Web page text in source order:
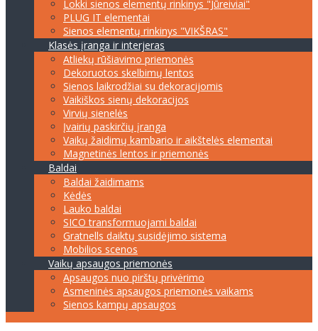
Lokki sienos elementų rinkinys "Jūreiviai"
PLUG IT elementai
Sienos elementų rinkinys "VIKŠRAS"
Klasės įranga ir interjeras
Atliekų rūšiavimo priemonės
Dekoruotos skelbimų lentos
Sienos laikrodžiai su dekoracijomis
Vaikiškos sienų dekoracijos
Virvių sienelės
Įvairių paskirčių įranga
Vaikų žaidimų kambario ir aikštelės elementai
Magnetinės lentos ir priemonės
Baldai
Baldai žaidimams
Kėdės
Lauko baldai
SICO transformuojami baldai
Gratnells daiktų susidėjimo sistema
Mobilios scenos
Vaikų apsaugos priemonės
Apsaugos nuo pirštų privėrimo
Asmeninės apsaugos priemonės vaikams
Sienos kampų apsaugos